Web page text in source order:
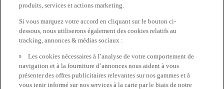
produits, services et actions marketing.
Si vous marquez votre accord en cliquant sur le bouton ci-
dessous, nous utiliserons également des cookies relatifs au
tracking, annonces & médias sociaux :
Les cookies nécessaires à l’analyse de votre comportement de
navigation et à la fourniture d’annonces nous aident à vous
présenter des offres publicitaires relevantes sur nos gammes et à
vous tenir informé sur nos services à la carte par le biais de notre